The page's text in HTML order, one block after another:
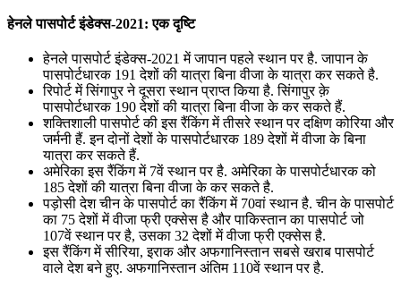
हेनले पासपोर्ट इंडेक्‍स-2021: एक दृष्टि
हेनले पासपोर्ट इंडेक्‍स-2021 में जापान पहले स्थान पर है. जापान के
पासपोर्टधारक 191 देशों की यात्रा बिना वीजा के यात्रा कर सकते है.
रिपोर्ट में सिंगापुर ने दूसरा स्थान प्राप्त किया है. सिंगापुर क़े
पासपोर्टधारक 190 देशों की यात्रा बिना वीजा के कर सकते हैं.
शक्तिशाली पासपोर्ट की इस रैंकिंग में तीसरे स्थान पर दक्षिण कोरिया और
जर्मनी हैं. इन दोनों देशों के पासपोर्टधारक 189 देशों में वीजा के बिना
यात्रा कर सकते हैं.
अमेरिका इस रैंकिंग में 7वें स्थान पर है. अमेरिका के पासपोर्टधारक को
185 देशों की यात्रा बिना वीजा के कर सकते है.
पड़ोसी देश चीन के पासपोर्ट का रैंकिंग में 70वां स्थान है. चीन के पासपोर्ट
का 75 देशों में वीजा फ्री एक्सेस है और पाकिस्तान का पासपोर्ट जो
107वें स्थान पर है, उसका 32 देशों में वीजा फ्री एक्सेस है.
इस रैंकिंग में सीरिया, इराक और अफगानिस्तान सबसे खराब पासपोर्ट
वाले देश बने हुए. अफगानिस्तान अंतिम 110वें स्थान पर है.